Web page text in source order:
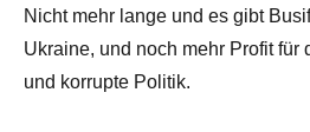
Nicht mehr lange und es gibt
Ukraine, und noch mehr Profit für
und korrupte Politik.